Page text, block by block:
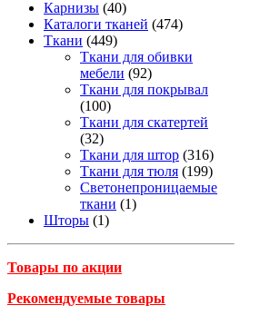
Карнизы (40)
Каталоги тканей (474)
Ткани (449)
Ткани для обивки
мебели (92)
Ткани для покрывал
(100)
Ткани для скатертей
(32)
Ткани для штор (316)
Ткани для тюля (199)
Светонепроницаемые
ткани (1)
Шторы (1)
Товары по акции
Рекомендуемые товары